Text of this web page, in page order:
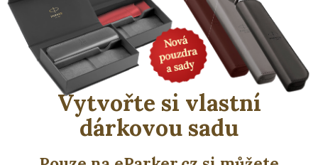
Vytvořte si vlastní
dárkovou sadu